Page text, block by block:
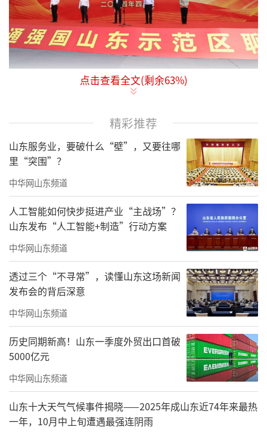
近日，记者从聊城市交通运输局获悉，今
思路，以实施“聚力攻坚突破年”为主轴主
线，以加快建设交通强国山东示范区聊城样板
为抓手，全力推进交通重点项目建设，为打造
山东服务融入新发展格局的西部“战略支
点”、绿色低碳高质量发展的“两河明珠”城
市贡献交通力量。
一季度，聊城市交通基础设施建设累计完
成投资16.9亿元，实现“开门红”“开门
稳”。目前，正同时建设5条高速公路，项目总
里程（聊城段）达151.5公里，总投资214.2亿
元，在建里程和投资创历史新高。其中，东阿
至阳谷高速正在进行路基填筑、预制箱梁和板
梁架设施工；德上高速临清高速连接线已进入
桥面系施工；济南至临清高速全线清表正在陆
续开展；济南至东阿高速已开展路基和桥梁工
程施工；德州至高唐高速土地清表已全部完
点击查看全文(剩余63%)
精彩推荐
山东服务业，要破什么“壁”，又要往哪
里“突围”？
中华网山东频道
人工智能如何快步挺进产业“主战场”？
山东发布“人工智能+制造”行动方案
中华网山东频道
透过三个“不寻常”，读懂山东这场新闻
发布会的背后深意
中华网山东频道
历史同期新高！山东一季度外贸出口首破
5000亿元
中华网山东频道
山东十大天气气候事件揭晓——2025年成山东近74年来最热
一年，10月中上旬遭遇最强连阴雨